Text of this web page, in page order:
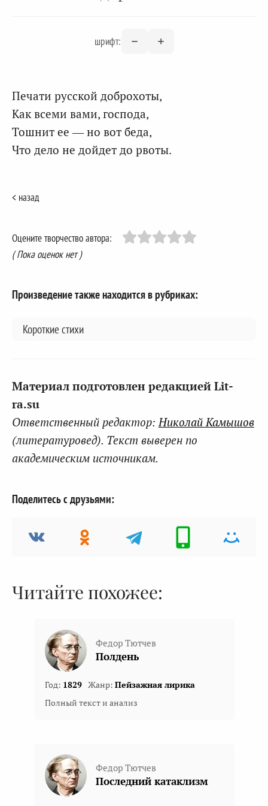
шрифт:
Печати русской доброхоты,
Как всеми вами, господа,
Тошнит ее — но вот беда,
Что дело не дойдет до рвоты.
< назад
Оцените творчество автора:
( Пока оценок нет )
Произведение также находится в рубриках:
Короткие стихи
Материал подготовлен редакцией Lit-
ra.su
Ответственный редактор:Николай Камышов
(литературовед). Текст выверен по
академическим источникам.
Поделитесь с друзьями:
Читайте похожее:
Федор Тютчев
Полдень
Год: 1829 Жанр: Пейзажная лирика
Полный текст и анализ
Федор Тютчев
Последний катаклизм